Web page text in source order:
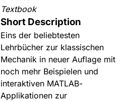
Textbook
Short Description
Eins der beliebtesten
Lehrbücher zur klassischen
Mechanik in neuer Auflage mit
noch mehr Beispielen und
interaktiven MATLAB-
Applikationen zur